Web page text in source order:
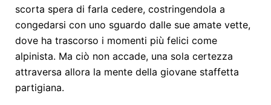
scorta spera di farla cedere, costringendola a
congedarsi con uno sguardo dalle sue amate vette,
dove ha trascorso i momenti più felici come
alpinista. Ma ciò non accade, una sola certezza
attraversa allora la mente della giovane staffetta
partigiana.